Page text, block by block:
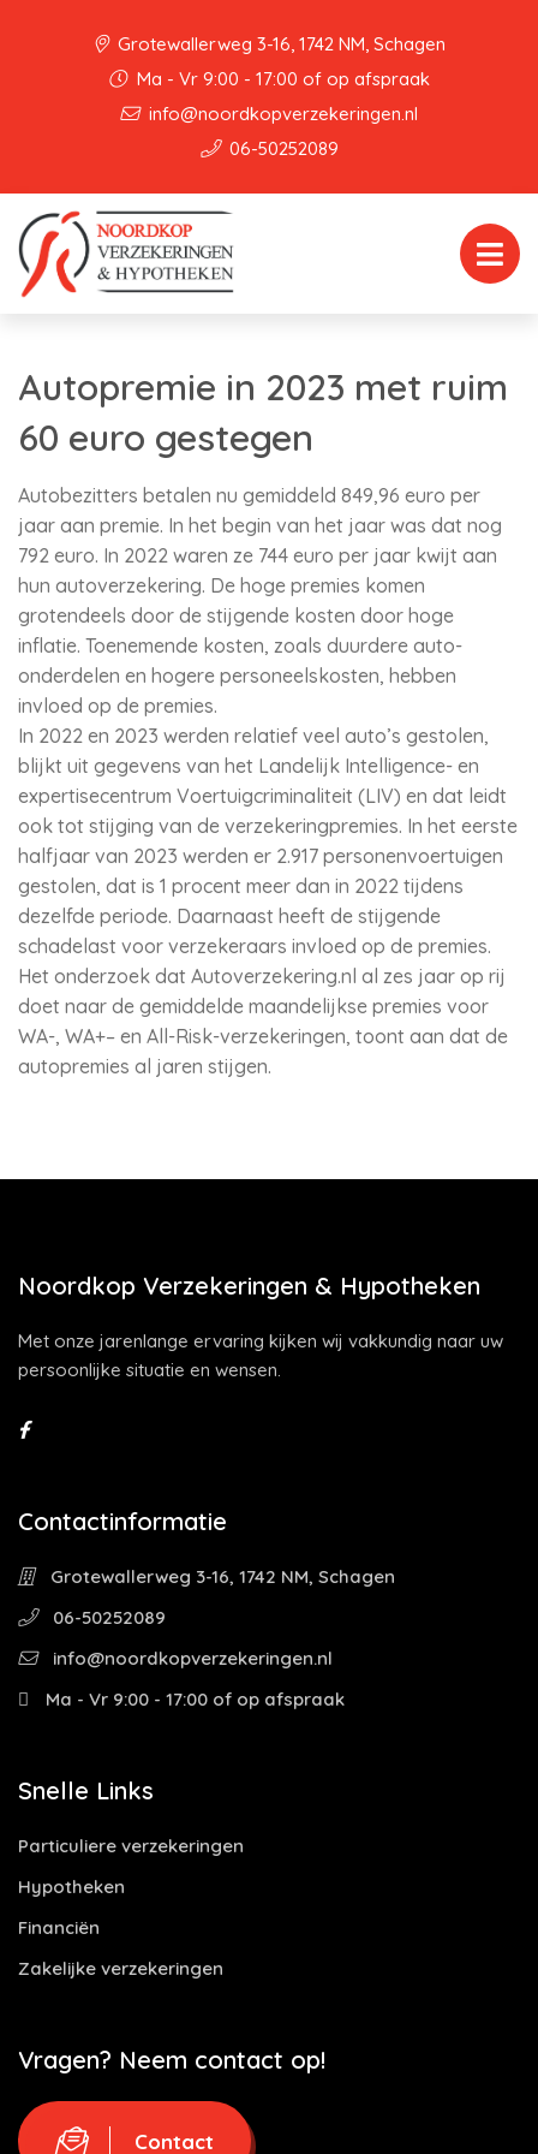
Grotewallerweg 3-16, 1742 NM, Schagen
Ma - Vr 9:00 - 17:00 of op afspraak
info@noordkopverzekeringen.nl
06-50252089
Autopremie in 2023 met ruim
60 euro gestegen
Autobezitters betalen nu gemiddeld 849,96 euro per
jaar aan premie. In het begin van het jaar was dat nog
792 euro. In 2022 waren ze 744 euro per jaar kwijt aan
hun autoverzekering. De hoge premies komen
grotendeels door de stijgende kosten door hoge
inflatie. Toenemende kosten, zoals duurdere auto-
onderdelen en hogere personeelskosten, hebben
invloed op de premies.
In 2022 en 2023 werden relatief veel auto’s gestolen,
blijkt uit gegevens van het Landelijk Intelligence- en
expertisecentrum Voertuigcriminaliteit (LIV) en dat leidt
ook tot stijging van de verzekeringpremies. In het eerste
halfjaar van 2023 werden er 2.917 personenvoertuigen
gestolen, dat is 1 procent meer dan in 2022 tijdens
dezelfde periode. Daarnaast heeft de stijgende
schadelast voor verzekeraars invloed op de premies.
Het onderzoek dat Autoverzekering.nl al zes jaar op rij
doet naar de gemiddelde maandelijkse premies voor
WA-, WA+– en All-Risk-verzekeringen, toont aan dat de
autopremies al jaren stijgen.
Noordkop Verzekeringen & Hypotheken
Met onze jarenlange ervaring kijken wij vakkundig naar uw
persoonlijke situatie en wensen.
Contactinformatie
Grotewallerweg 3-16, 1742 NM, Schagen
06-50252089
info@noordkopverzekeringen.nl
Ma - Vr 9:00 - 17:00 of op afspraak
Snelle Links
Particuliere verzekeringen
Hypotheken
Financiën
Zakelijke verzekeringen
Vragen? Neem contact op!
Contact